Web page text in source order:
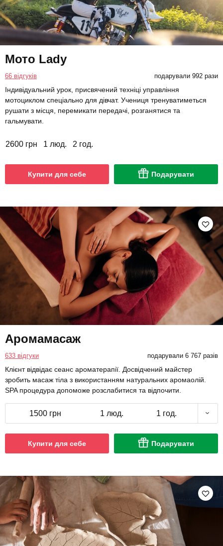
Мото Lady
66 відгуків подарували 992 рази
Індивідуальний урок, присвячений техніці управління
мотоциклом спеціально для дівчат. Учениця тренуватиметься
рушати з місця, перемикати передачі, розганятися та
гальмувати.
2600 грн 1 люд. 2 год.
Купити для себе Подарувати
Аромамасаж
633 відгуки подарували 6 767 разів
Клієнт відвідає сеанс ароматерапії. Досвідчений майстер
зробить масаж тіла з використанням натуральних аромаолій.
SPA процедура допоможе розслабитися та відпочити.
1500 грн 1 люд. 1 год.
Купити для себе Подарувати